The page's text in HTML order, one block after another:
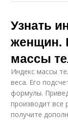
Узнать
женщин.
массы
Индекс массы
веса. Его
формулы.
производит все
получите